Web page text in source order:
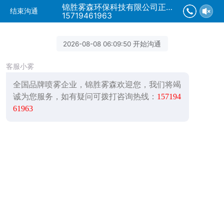
结束沟通
锦胜雾森环保科技有限公司正在为您服务
15719461963
2026-08-08 06:09:50 开始沟通
客服小雾
全国品牌喷雾企业，锦胜雾森欢迎您，我们将竭
诚为您服务，如有疑问可拨打咨询热线： 157194
61963